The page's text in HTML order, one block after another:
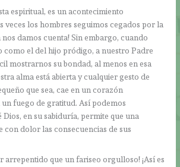
espiritual, es un acontecimiento
veces los hombres seguimos cegados por la
nos damos cuenta! Sin embargo, cuando
como el del hijo pródigo, a nuestro Padre
mostrarnos su bondad, al menos en esa
alma está abierta y cualquier gesto de
que sea, cae en un corazón
fuego de gratitud. Así podemos
en su sabiduría, permite que una
con dolor las consecuencias de sus
arrepentido que un fariseo orgulloso! ¡Así es